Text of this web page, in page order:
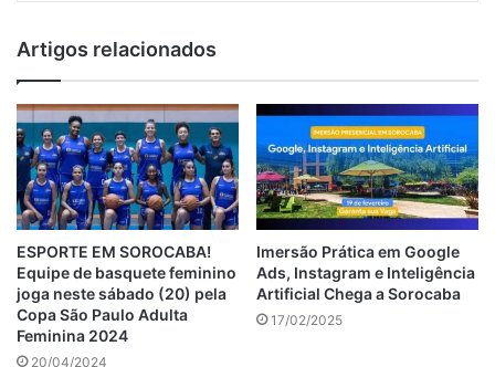
Artigos relacionados
ESPORTE EM SOROCABA!
Equipe de basquete feminino
joga neste sábado (20) pela
Copa São Paulo Adulta
Feminina 2024
20/04/2024
Imersão Prática em Google
Ads, Instagram e Inteligência
Artificial Chega a Sorocaba
17/02/2025